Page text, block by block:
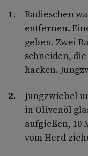
Radieschen
entfernen.
geben. Zwei
schneiden,
hacken.
Jungzwiebel
in Olivenöl
aufgießen, 10
vom Herd